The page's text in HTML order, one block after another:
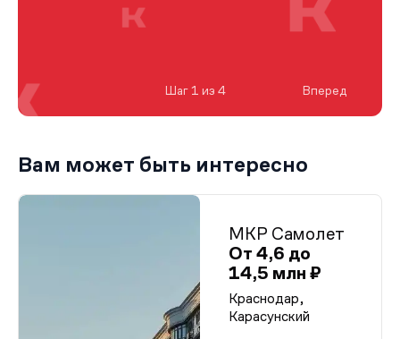
Шаг 1 из 4 Вперед
Вам может быть интересно
МКР Самолет
От 4,6 до
14,5 млн ₽
Краснодар,
Карасунский